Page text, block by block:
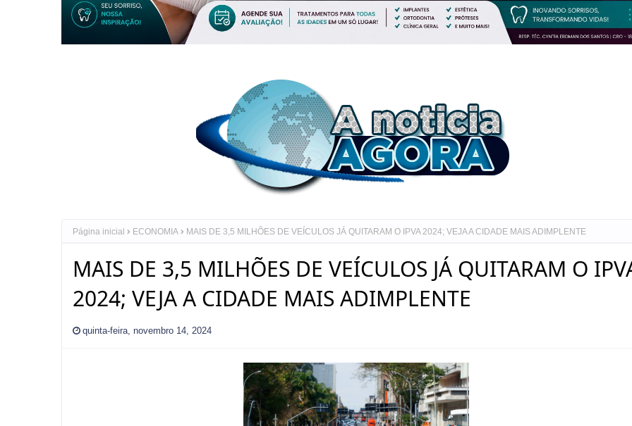
Página inicial ECONOMIA MAIS DE 3,5 MILHÕES DE VEÍCULOS JÁ QUITARAM O IPVA 2024; VEJA A CIDADE MAIS ADIMPLENTE
MAIS DE 3,5 MILHÕES DE VEÍCULOS JÁ QUITARAM O
2024; VEJA A CIDADE MAIS ADIMPLENTE
quinta-feira, novembro 14, 2024